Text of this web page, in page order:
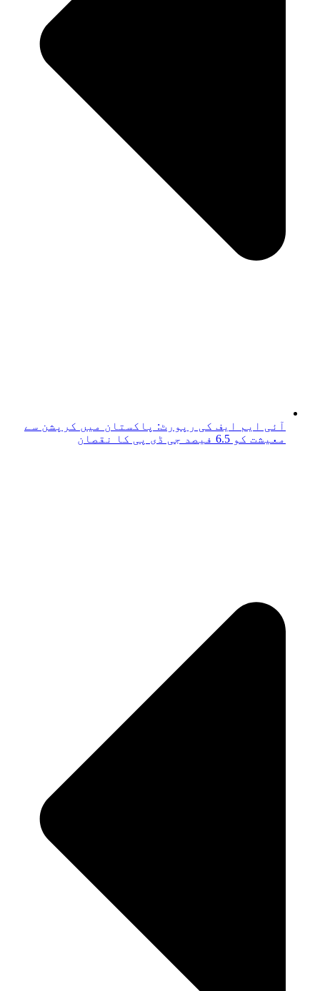
آئی ایم ایف کی رپورٹ: پاکستان میں کرپشن سے
معیشت کو 6.5 فیصد جی ڈی پی کا نقصان